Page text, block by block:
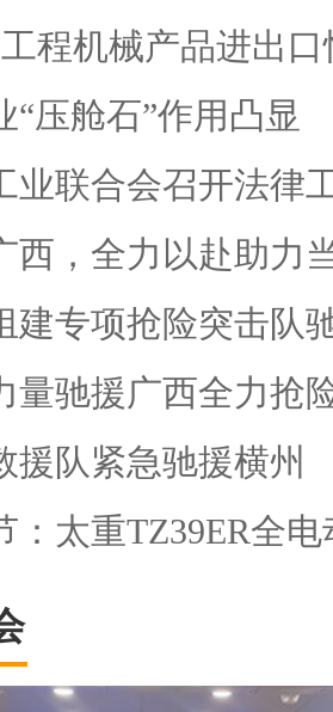
程机械产品进出
“压舱石”作用凸显
业联合会召开法律
西，全力以赴助力
建专项抢险突击队
量驰援广西全力抢
援队紧急驰援横州
：太重TZ39ER全